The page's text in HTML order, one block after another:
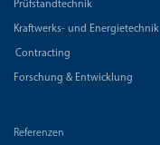
Prüfstandtechnik
Kraftwerks- und Energietechnik
Contracting
Forschung & Entwicklung
Referenzen